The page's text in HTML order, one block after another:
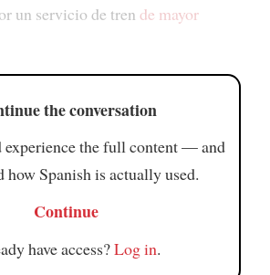
un servicio de tren de mayor
the conversation
experience the full content — and
how Spanish is actually used.
Continue
have access?Log in.